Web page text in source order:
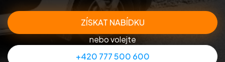
Reference
Kontakt
ZÍSKAT NABÍDKU
nebo volejte
+420 777 500 600